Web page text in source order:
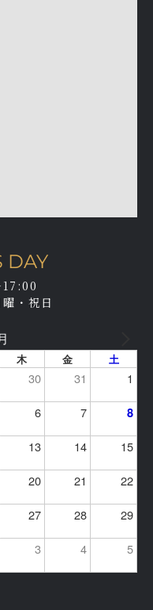
DAY
・祝日
木 金 土
30 31 1
6 7 8
13 14 15
20 21 22
27 28 29
3 4 5